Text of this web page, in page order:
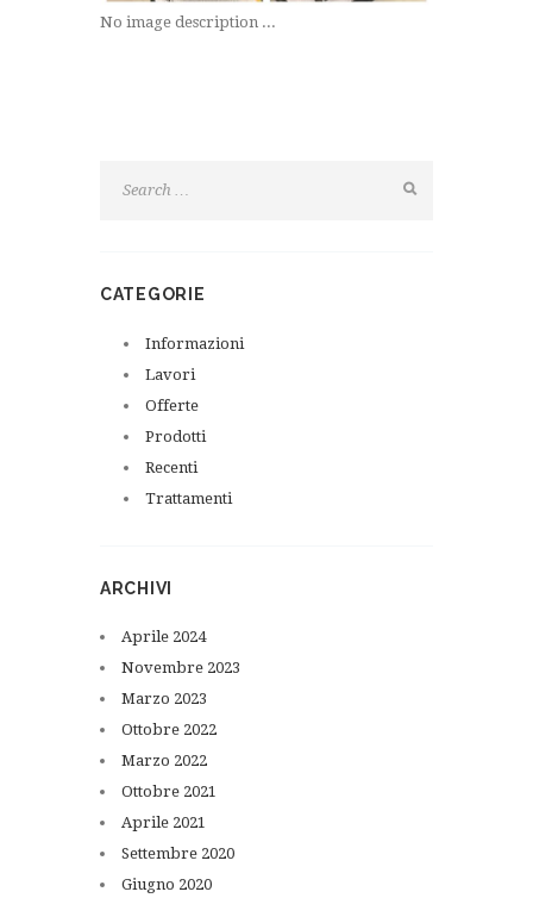
No image description ...
CATEGORIE
Informazioni
Lavori
Offerte
Prodotti
Recenti
Trattamenti
ARCHIVI
Aprile 2024
Novembre 2023
Marzo 2023
Ottobre 2022
Marzo 2022
Ottobre 2021
Aprile 2021
Settembre 2020
Giugno 2020